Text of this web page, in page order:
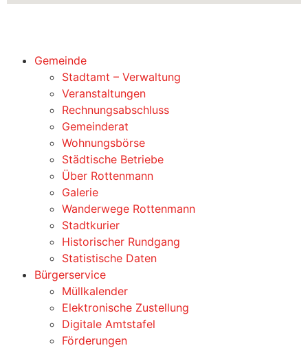
Gemeinde
Stadtamt – Verwaltung
Veranstaltungen
Rechnungsabschluss
Gemeinderat
Wohnungsbörse
Städtische Betriebe
Über Rottenmann
Galerie
Wanderwege Rottenmann
Stadtkurier
Historischer Rundgang
Statistische Daten
Bürgerservice
Müllkalender
Elektronische Zustellung
Digitale Amtstafel
Förderungen